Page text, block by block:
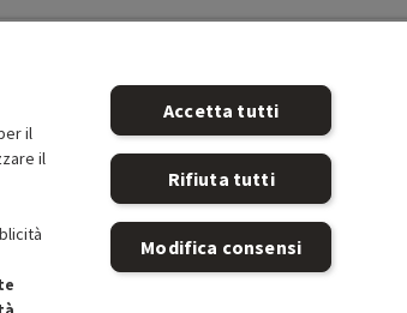
il
il
Accetta tutti
Rifiuta tutti
Modifica consensi